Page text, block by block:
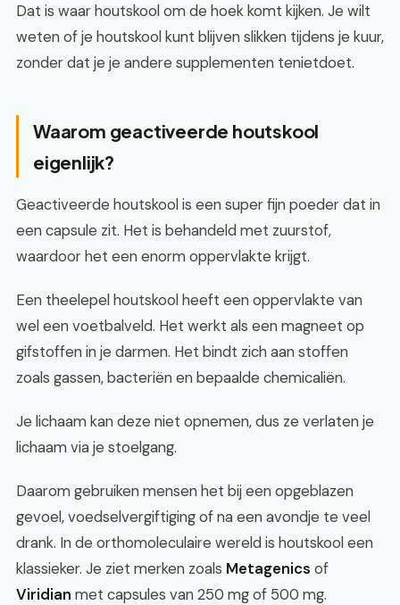
Dat is waar houtskool om de hoek komt kijken. Je wilt
weten of je houtskool kunt blijven slikken tijdens je kuur,
zonder dat je je andere supplementen tenietdoet.
Waarom geactiveerde houtskool
eigenlijk?
Geactiveerde houtskool is een super fijn poeder dat in
een capsule zit. Het is behandeld met zuurstof,
waardoor het een enorm oppervlakte krijgt.
Een theelepel houtskool heeft een oppervlakte van
wel een voetbalveld. Het werkt als een magneet op
gifstoffen in je darmen. Het bindt zich aan stoffen
zoals gassen, bacteriën en bepaalde chemicaliën.
Je lichaam kan deze niet opnemen, dus ze verlaten je
lichaam via je stoelgang.
Daarom gebruiken mensen het bij een opgeblazen
gevoel, voedselvergiftiging of na een avondje te veel
drank. In de orthomoleculaire wereld is houtskool een
klassieker. Je ziet merken zoals Metagenics of
Viridian met capsules van 250 mg of 500 mg.